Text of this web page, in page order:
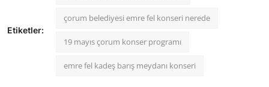
Etiketler:
çorum belediyesi emre fel konseri nerede
19 mayıs çorum konser programı
emre fel kadeş barış meydanı konseri